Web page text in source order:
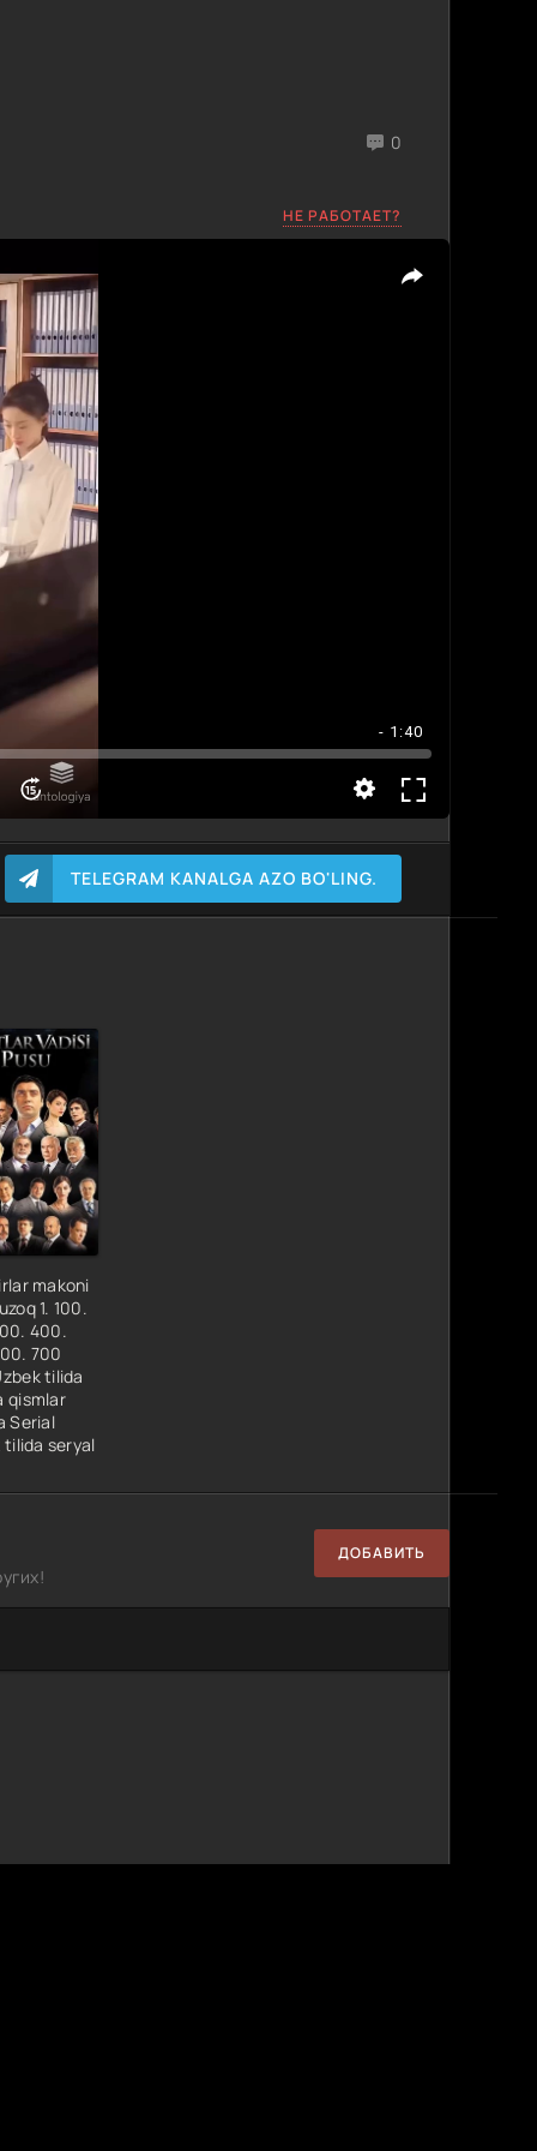
0
НЕ РАБОТАЕТ?
- 1:40
TELEGRAM KANALGA AZO BO'LING.
makoni
1. 100.
400.
700
tilida
qismlar
Serial
tilida seryal
ДОБАВИТЬ